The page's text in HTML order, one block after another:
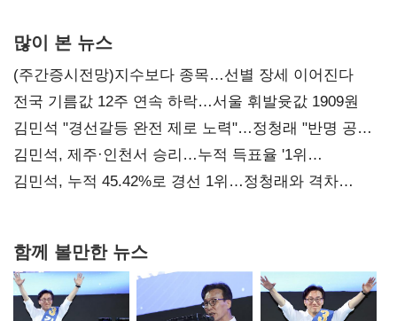
많이 본 뉴스
(주간증시전망)지수보다 종목…선별 장세 이어진다
전국 기름값 12주 연속 하락…서울 휘발윳값 1909원
김민석 "경선갈등 완전 제로 노력"…정청래 "반명 공세
사과부터"
김민석, 제주·인천서 승리…누적 득표율 '1위
탈환'(종합)
김민석, 누적 45.42%로 경선 1위…정청래와 격차
함께 볼만한 뉴스